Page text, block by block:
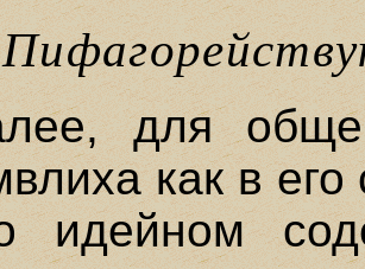
для
как в его
идейном